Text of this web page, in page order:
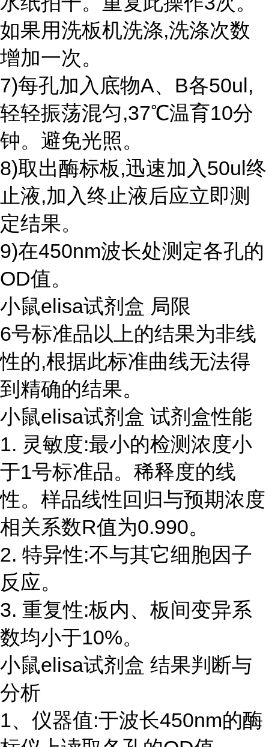
如果用洗板机洗涤,洗涤次数
增加一次。
7)每孔加入底物A、B各50ul,
轻轻振荡混匀,37℃温育10分
钟。避免光照。
8)取出酶标板,迅速加入50ul终
止液,加入终止液后应立即测
定结果。
9)在450nm波长处测定各孔的
OD值。
小鼠elisa试剂盒 局限
6号标准品以上的结果为非线
性的,根据此标准曲线无法得
到精确的结果。
小鼠elisa试剂盒 试剂盒性能
1. 灵敏度:最小的检测浓度小
于1号标准品。稀释度的线
性。样品线性回归与预期浓度
相关系数R值为0.990。
2. 特异性:不与其它细胞因子
反应。
3. 重复性:板内、板间变异系
数均小于10%。
小鼠elisa试剂盒 结果判断与
分析
1、仪器值:于波长450nm的酶